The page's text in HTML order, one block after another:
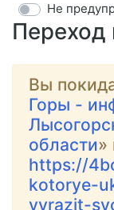
Переход
Не
Вы
Горы -
области»
https://
kotorye-
vyrazit-